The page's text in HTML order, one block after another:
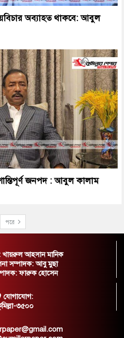
অব্যাহত থাকবে: আবুল
জনপদ : আবুল কালাম
পরে
আহসান মানিক
সম্পাদক: আবু মুছা
ফারুক হোসেন
যোগাযোগ:
৩৫০০